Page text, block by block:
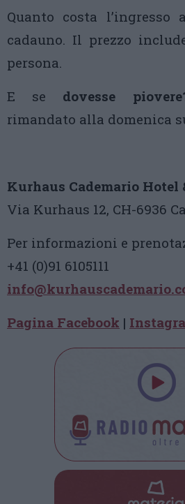
Quanto costa l’ingresso
cadauno. Il prezzo
persona.
E se dovesse
rimandato alla domenica
Kurhaus Cademario Hotel
Via Kurhaus 12, CH-6936
Per informazioni e
+41 (0)91 6105111
Pagina Facebook |